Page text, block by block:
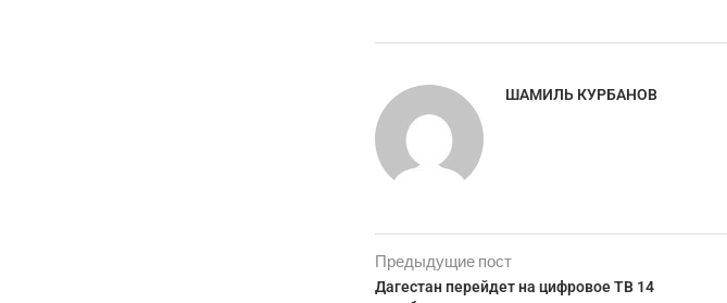
ШАМИЛЬ КУРБАНОВ
Предыдущие пост
Дагестан перейдет на цифровое ТВ 14